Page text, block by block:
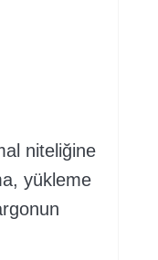
niteliğine
yükleme